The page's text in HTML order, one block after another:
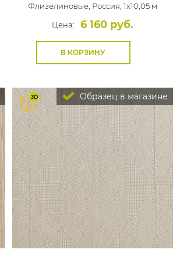
Флизелиновые, Россия, 1x10,05 м
Цена:
6 160 руб.
В КОРЗИНУ
Образец в магазине